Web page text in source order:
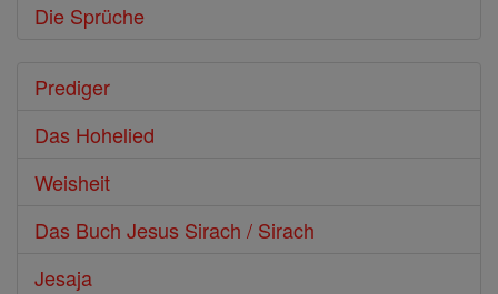
Die Sprüche
Prediger
Das Hohelied
Weisheit
Das Buch Jesus Sirach / Sirach
Jesaja